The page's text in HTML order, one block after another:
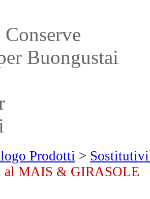
Buongustai
Prodotti > Sostitutivi
al MAIS & GIRASOLE